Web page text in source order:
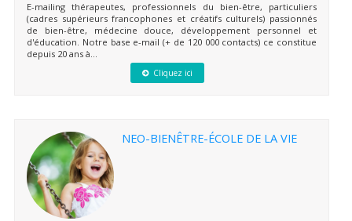
E-mailing thérapeutes, professionnels du bien-être, particuliers
(cadres supérieurs francophones et créatifs culturels) passionnés
de bien-être, médecine douce, développement personnel et
d'éducation. Notre base e-mail (+ de 120 000 contacts) ce constitue
depuis 20 ans à...
Cliquez ici
NEO-BIENÊTRE-ÉCOLE DE LA VIE